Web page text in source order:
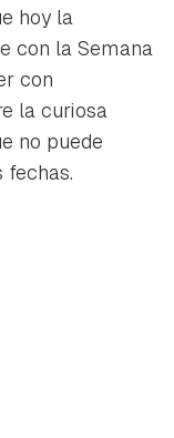
hoy la
con la Semana
con
la curiosa
no puede
fechas.